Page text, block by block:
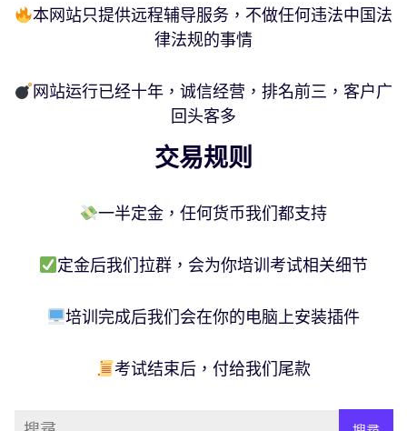
本网站只提供远程辅导服务，不做任何违法中国法
律法规的事情
网站运行已经十年，诚信经营，排名前三，客户广
回头客多
交易规则
一半定金，任何货币我们都支持
定金后我们拉群，会为你培训考试相关细节
培训完成后我们会在你的电脑上安装插件
考试结束后，付给我们尾款